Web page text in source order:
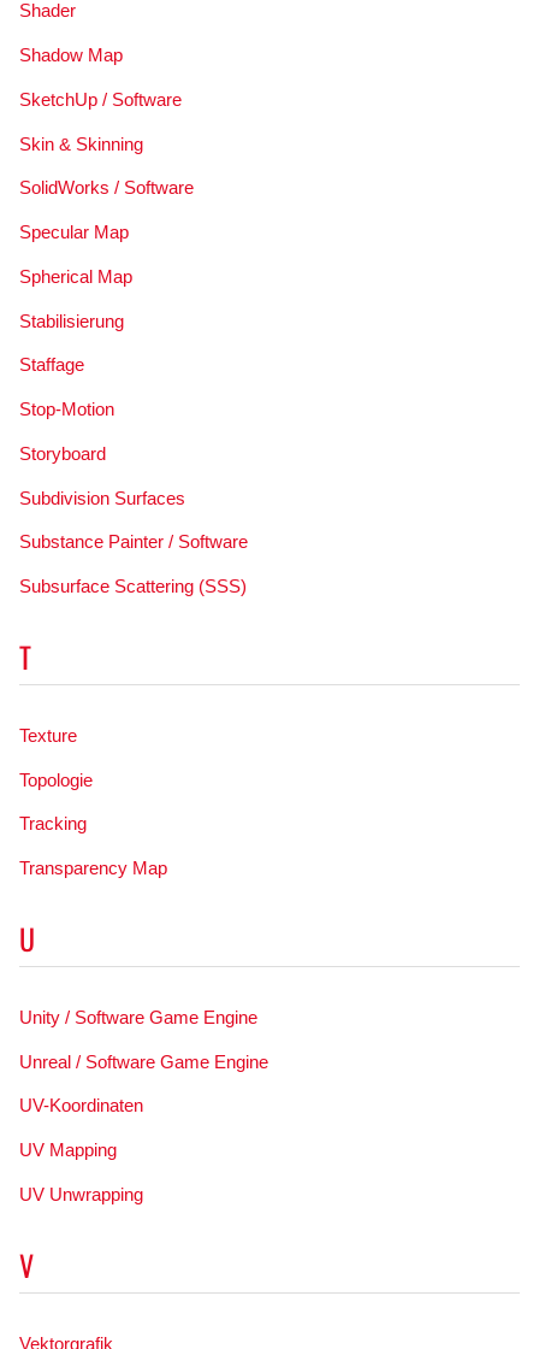
Shader
Shadow Map
SketchUp / Software
Skin & Skinning
SolidWorks / Software
Specular Map
Spherical Map
Stabilisierung
Staffage
Stop-Motion
Storyboard
Subdivision Surfaces
Substance Painter / Software
Subsurface Scattering (SSS)
T
Texture
Topologie
Tracking
Transparency Map
U
Unity / Software Game Engine
Unreal / Software Game Engine
UV-Koordinaten
UV Mapping
UV Unwrapping
V
Vektorgrafik